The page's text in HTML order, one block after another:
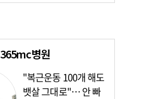
365mc병원
"복근운동 100개 해도
뱃살 그대로"… 안 빠